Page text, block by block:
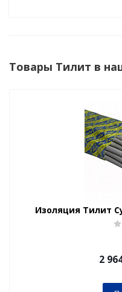
Товары Тилит в
Изоляция Тилит
2